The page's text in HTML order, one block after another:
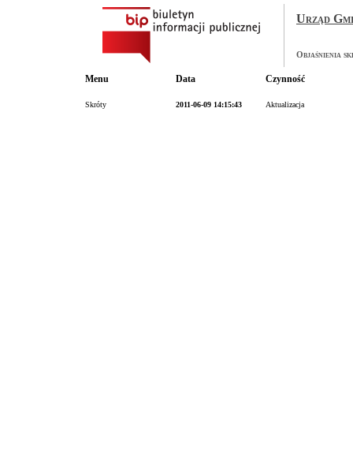
Urząd
Objaśnienia
Menu Data Czynność
Skróty 2011-06-09 14:15:43 Aktualizacja